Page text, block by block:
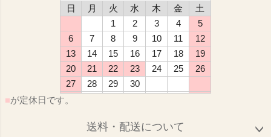
日
月 火 水 木 金
土
1
2 3 4
5
6
7 8 9 10 11
12
13
14 15 16 17 18
19
20
21 22 23 24 25
26
27
28 29
30
■が定休日です。
送料・配送について